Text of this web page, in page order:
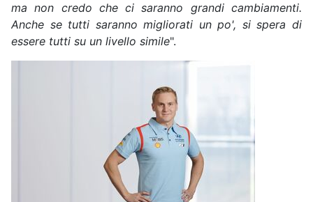
ma non credo che ci saranno grandi cambiamenti.
Anche se tutti saranno migliorati un po', si spera di
essere tutti su un livello simile".